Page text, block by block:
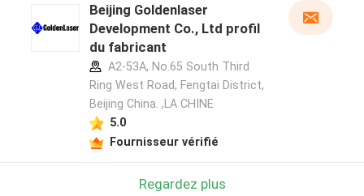
Beijing Goldenlaser
Development Co., Ltd profil
du fabricant
A2-53A, No.65 South Third
Ring West Road, Fengtai District,
Beijing China. ,LA CHINE
5.0
Fournisseur vérifié
Regardez plus